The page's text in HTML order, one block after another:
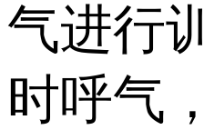
气进行
时呼气